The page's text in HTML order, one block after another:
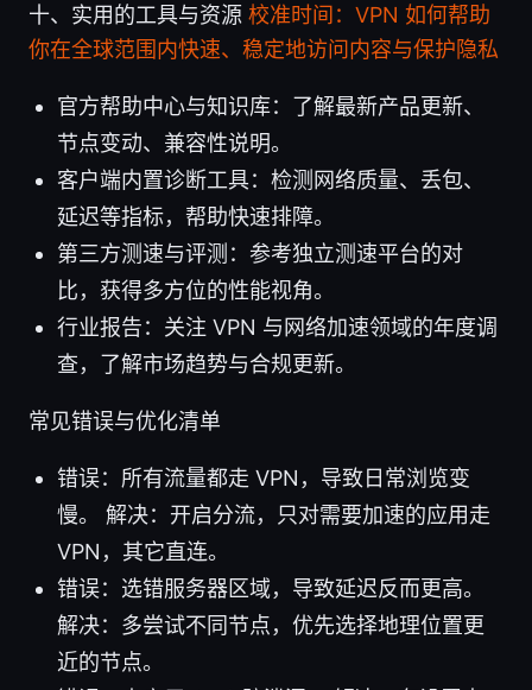
十、实用的工具与资源 校准时间：VPN 如何帮助
你在全球范围内快速、稳定地访问内容与保护隐私
官方帮助中心与知识库：了解最新产品更新、
节点变动、兼容性说明。
客户端内置诊断工具：检测网络质量、丢包、
延迟等指标，帮助快速排障。
第三方测速与评测：参考独立测速平台的对
比，获得多方位的性能视角。
行业报告：关注 VPN 与网络加速领域的年度调
查，了解市场趋势与合规更新。
常见错误与优化清单
错误：所有流量都走 VPN，导致日常浏览变
慢。 解决：开启分流，只对需要加速的应用走
VPN，其它直连。
错误：选错服务器区域，导致延迟反而更高。
解决：多尝试不同节点，优先选择地理位置更
近的节点。